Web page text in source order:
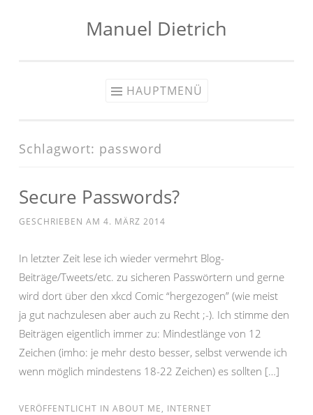
Manuel Dietrich
HAUPTMENÜ
Schlagwort: password
Secure Passwords?
GESCHRIEBEN AM 4. MÄRZ 2014
In letzter Zeit lese ich wieder vermehrt Blog-
Beiträge/Tweets/etc. zu sicheren Passwörtern und gerne
wird dort über den xkcd Comic “hergezogen” (wie meist
ja gut nachzulesen aber auch zu Recht ;-). Ich stimme den
Beiträgen eigentlich immer zu: Mindestlänge von 12
Zeichen (imho: je mehr desto besser, selbst verwende ich
wenn möglich mindestens 18-22 Zeichen) es sollten […]
VERÖFFENTLICHT IN ABOUT ME, INTERNET